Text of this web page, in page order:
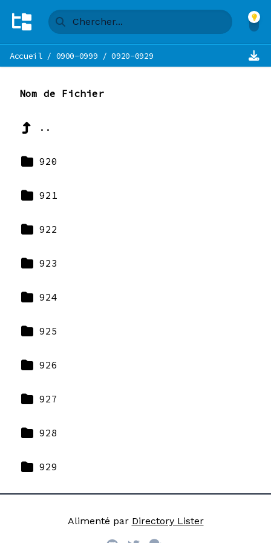
Accueil/ 0900-0999 /0920-0929
Nom de Fichier
..
920
921
922
923
924
925
926
927
928
929
Alimenté par Directory Lister